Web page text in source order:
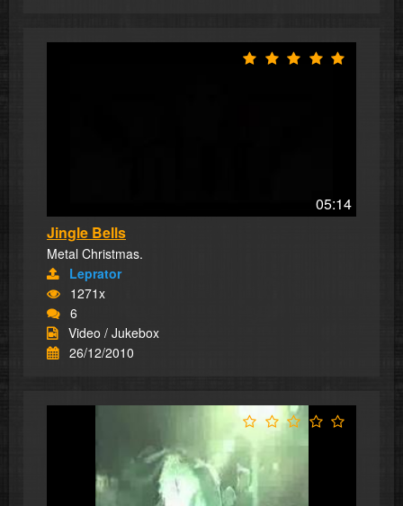
05:14
Jingle Bells
Metal Christmas.
Leprator
1271x
6
Video / Jukebox
26/12/2010